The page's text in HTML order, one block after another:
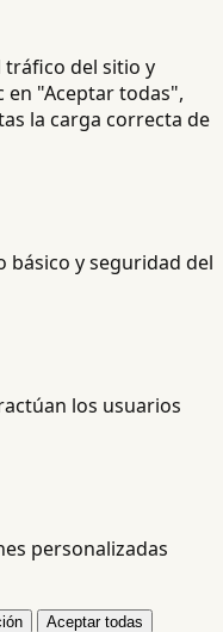
tráfico del sitio y
en "Aceptar todas",
la carga correcta de
básico y seguridad del
los usuarios
personalizadas
Aceptar todas